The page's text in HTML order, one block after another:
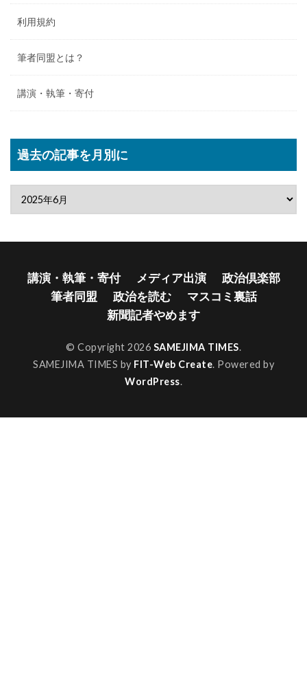
利用規約
筆者同盟とは？
講演・執筆・寄付
過去の記事を月別に
講演・執筆・寄付 メディア出演
政治倶楽部
筆者同盟
政治を読む
マスコミ裏話
新聞記者やめます
© Copyright 2026 SAMEJIMA TIMES.
SAMEJIMA TIMES by FIT-Web Create. Powered by
WordPress.